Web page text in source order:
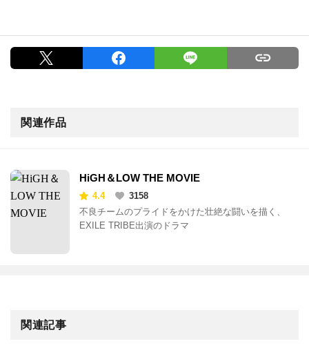
関連作品
HiGH＆LOW THE MOVIE
4.4
3158
不良チームのプライドをかけた壮絶な闘いを描く、
EXILE TRIBE出演のドラマ
関連記事